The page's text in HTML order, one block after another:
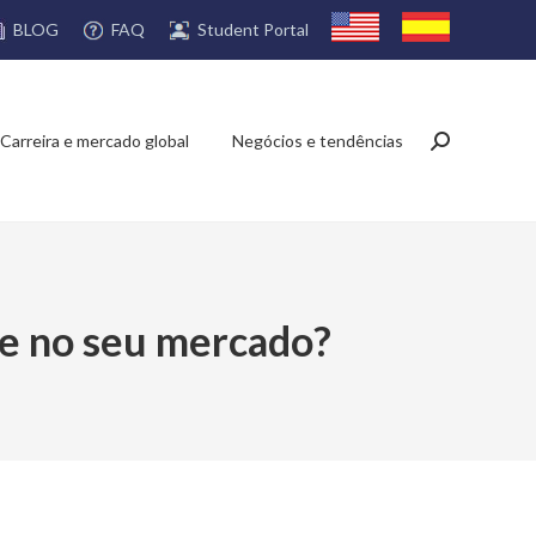
BLOG FAQ Student Portal
Carreira e mercado global Negócios e tendências Search:
no seu mercado?